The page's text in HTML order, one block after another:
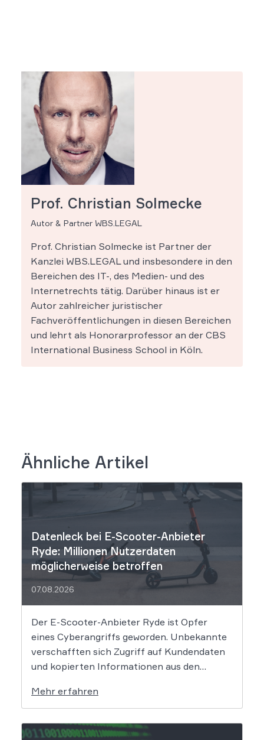
Prof. Christian Solmecke
Autor & Partner WBS.LEGAL
Prof. Christian Solmecke ist Partner der
Kanzlei WBS.LEGAL und insbesondere in den
Bereichen des IT-, des Medien- und des
Internetrechts tätig. Darüber hinaus ist er
Autor zahlreicher juristischer
Fachveröffentlichungen in diesen Bereichen
und lehrt als Honorarprofessor an der CBS
International Business School in Köln.
Ähnliche Artikel
Datenleck bei E-Scooter-Anbieter
Ryde: Millionen Nutzerdaten
möglicherweise betroffen
07.08.2026
Der E-Scooter-Anbieter Ryde ist Opfer
eines Cyberangriffs geworden. Unbekannte
verschafften sich Zugriff auf Kundendaten
und kopierten Informationen aus den
Folgen das Datenleck für Betroffene hat, ist
derzeit noch nicht vollständig absehbar. Der
Mobilitätsanbieter Ryde hat seine Kunden
Mehr erfahren